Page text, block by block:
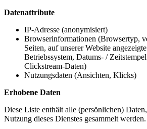
Datenattribute
IP-Adresse (anonymisiert)
Browserinformationen (Browsertyp,
Seiten, auf unserer Website
Betriebssystem, Datums- /
Clickstream-Daten)
Nutzungsdaten (Ansichten, Klicks)
Erhobene Daten
Diese Liste enthält alle (persönlichen)
Nutzung dieses Dienstes gesammelt werden.